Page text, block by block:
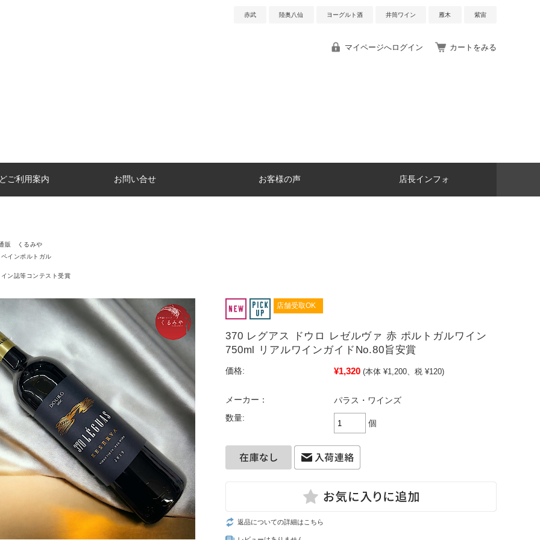
赤武 陸奥八仙 ヨーグルト酒 井筒ワイン 雁木 紫宙
マイページへログイン カートをみる
ご利用案内 お問い合せ お客様の声 店長インフォ
販 くるみや
ペインポルトガル
イン誌等コンテスト受賞
店舗受取OK
370 レグアス ドウロ レゼルヴァ 赤 ポルトガルワイン
750ml リアルワインガイドNo.80旨安賞
価格: ¥1,320 (本体 ¥1,200、税 ¥120)
メーカー：
パラス・ワインズ
数量:
個
返品についての詳細はこちら